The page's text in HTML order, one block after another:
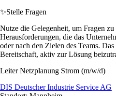
✨Stelle Fragen
Nutze die Gelegenheit, um Fragen zu
Herausforderungen, die das
oder nach den Zielen des Teams.
Bereitschaft, aktiv zur Lösung
Leiter Netzplanung Strom (m/w/d)
DIS Deutscher Industrie Service AG